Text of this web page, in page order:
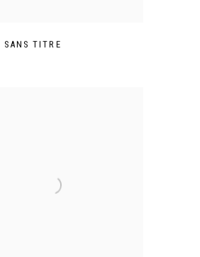
SANS TITRE